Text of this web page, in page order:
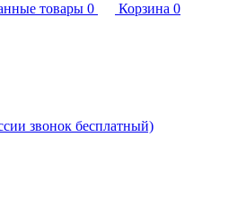
товары 0 Корзина 0
звонок бесплатный)